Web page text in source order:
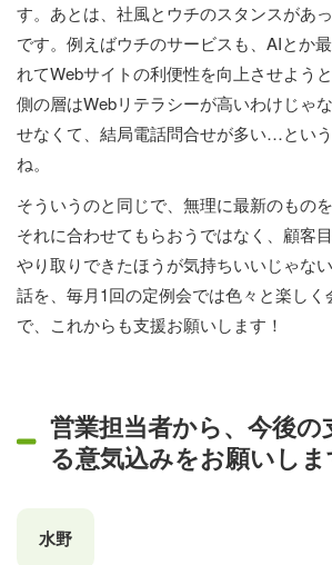
す。あとは、社風とウチのスタンスがあ
です。例えばウチのサービスも、AIとか
れてWebサイトの利便性を向上させよう
側の層はWebリテラシーが高いわけじゃ
せなくて、結局電話問合せが多い…とい
ね。
そういうのと同じで、無理に最新のもの
それに合わせてもらおうではなく、顧客
やり取りできたほうが気持ちいいじゃな
話を、毎月1回の定例会では色々と楽し
で、これからも支援お願いします！
営業担当者から、今後の
る意気込みをお願いしま
水野